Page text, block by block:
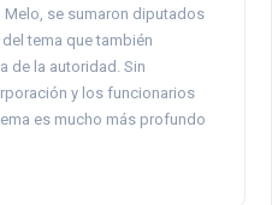
Melo, se sumaron diputados
tema que también
de la autoridad. Sin
y los funcionarios
es mucho más profundo